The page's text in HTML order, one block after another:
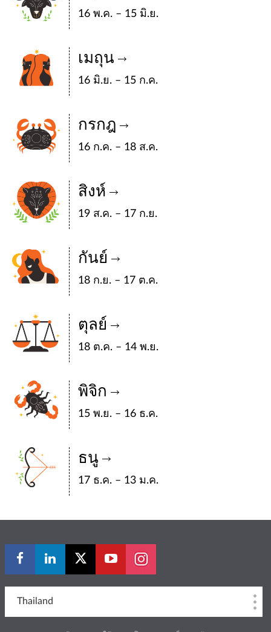
16 พ.ค. – 15 มิ.ย.
เมถุน
16 มิ.ย. – 15 ก.ค.
กรกฎ
16 ก.ค. – 18 ส.ค.
สิงห์
19 ส.ค. – 17 ก.ย.
กันย์
18 ก.ย. – 17 ต.ค.
ตุลย์
18 ต.ค. – 14 พ.ย.
พิจิก
15 พ.ย. – 16 ธ.ค.
ธนู
17 ธ.ค. – 13 ม.ค.
Thailand